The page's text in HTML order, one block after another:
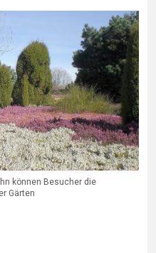
können Besucher die
Gärten